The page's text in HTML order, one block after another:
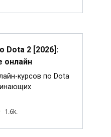
Dota 2 [2026]:
онлайн
курсов по Dota
1.6k.